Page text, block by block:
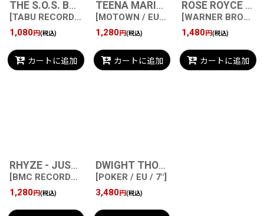
THE S.O.S. BAND - TAKE YOUR TIME (DO IT RIGHT) PART I / TAKE YOUR TIME (DO IT RIGHT) PART II
[TABU RECORDS / EU / 7"
]
1,080円(税込)
カートに追加
TEENA MARIE - I'M A SUCKER FOR YOUR LOVE / DE JA VU (I'VE BEEN HERE BEFORE)
[MOTOWN / EU / 7"
1,280円(税込)
カートに追加
ROSE ROYCE - DO YOUR DANCE (PART I) / DO YOUR DANCE (PART II)
[WARNER BROS. RECORDS / EU / 7"
1,480円(税込)
カートに追加
RHYZE - JUST HOW SWEET IS YOUR LOVE / I FOUND LOVE IN YOU
[BMC RECORDS / EU / 7"
]
1,280円(税込)
DWIGHT THOMPSON - MY WOMAN IS CALLING / MAN OH MAN, (YOU'VE GOT THE WORLD IN YOUR HANDS)
[POKER / EU / 7"]
3,480円(税込)